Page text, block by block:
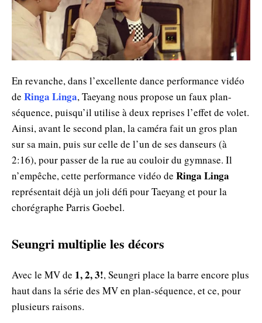
En revanche, dans l’excellente dance performance vidéo
de Ringa Linga, Taeyang nous propose un faux plan-
séquence, puisqu’il utilise à deux reprises l’effet de volet.
Ainsi, avant le second plan, la caméra fait un gros plan
sur sa main, puis sur celle de l’un de ses danseurs (à
2:16), pour passer de la rue au couloir du gymnase. Il
n’empêche, cette performance vidéo de Ringa Linga
représentait déjà un joli défi pour Taeyang et pour la
chorégraphe Parris Goebel.
Seungri multiplie les décors
Avec le MV de 1, 2, 3!, Seungri place la barre encore plus
haut dans la série des MV en plan-séquence, et ce, pour
plusieurs raisons.